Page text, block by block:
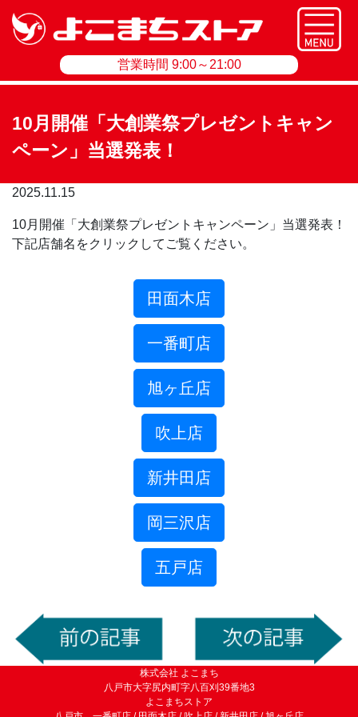
営業時間 9:00～21:00
10月開催「大創業祭プレゼントキャン
ペーン」当選発表！
2025.11.15
10月開催「大創業祭プレゼントキャンペーン」当選発表！
下記店舗名をクリックしてご覧ください。
田面木店
一番町店
旭ヶ丘店
吹上店
新井田店
岡三沢店
五戸店
株式会社 よこまち
八戸市大字尻内町字八百刈39番地3
よこまちストア